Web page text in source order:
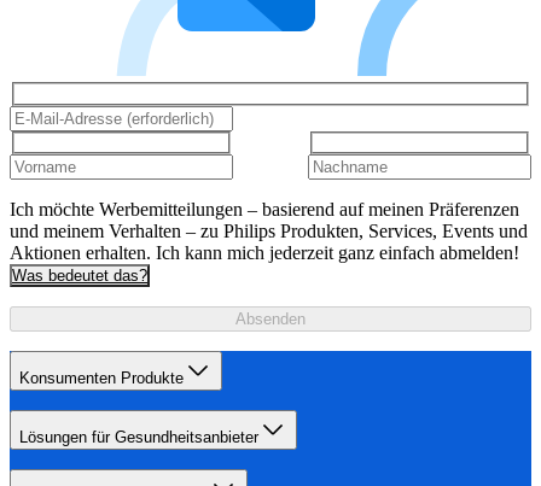
Ich möchte Werbemitteilungen – basierend auf meinen Präferenzen
und meinem Verhalten – zu Philips Produkten, Services, Events und
Aktionen erhalten. Ich kann mich jederzeit ganz einfach abmelden!
Was bedeutet das?
Absenden
Konsumenten Produkte
Lösungen für Gesundheitsanbieter